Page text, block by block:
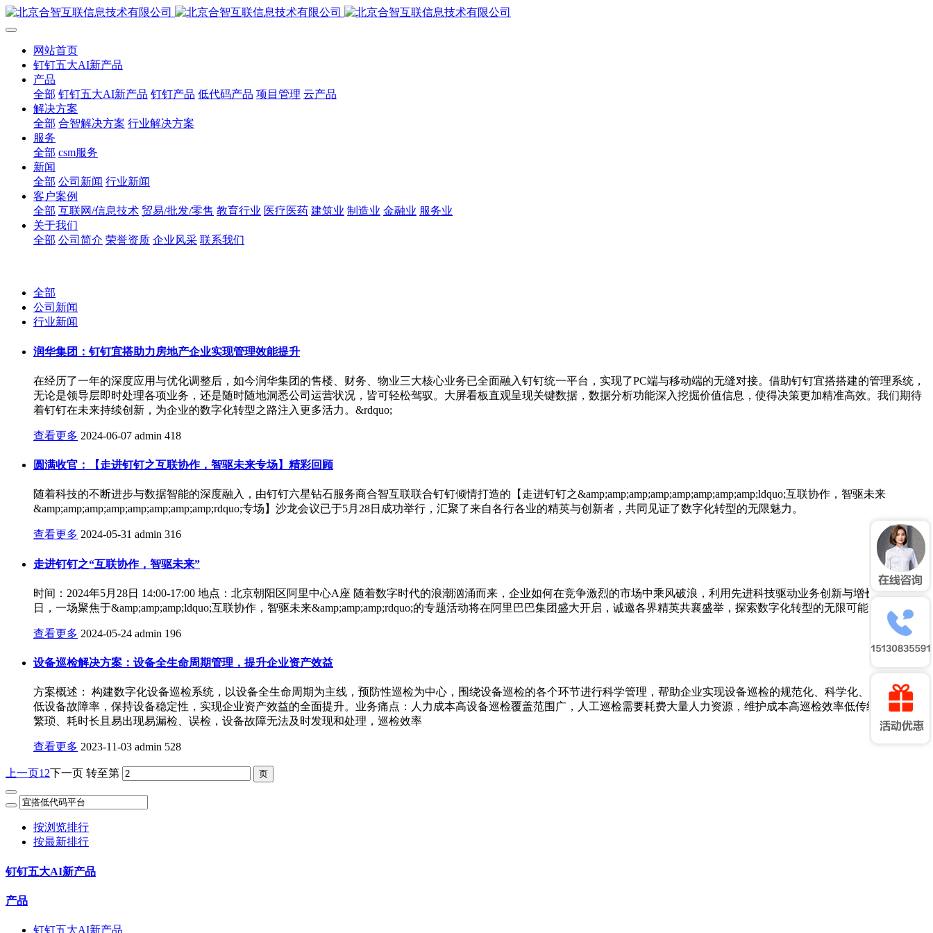
网站首页
钉钉五大AI新产品
产品
全部 钉钉五大AI新产品 钉钉产品 低代码产品 项目管理 云产品
解决方案
全部 合智解决方案 行业解决方案
服务
全部 csm服务
新闻
全部 公司新闻 行业新闻
客户案例
全部 互联网/信息技术 贸易/批发/零售 教育行业 医疗医药 建筑业 制造业 金融业 服务业
关于我们
全部 公司简介 荣誉资质 企业风采 联系我们
全部
公司新闻
行业新闻
润华集团：钉钉宜搭助力房地产企业实现管理效能提升
在经历了一年的深度应用与优化调整后，如今润华集团的售楼、财务、物业三大核心业务已全面融入钉钉统一平台，实现了PC端与移动端的无缝对接。借助钉钉宜搭搭建的管理系统，
无论是领导层即时处理各项业务，还是随时随地洞悉公司运营状况，皆可轻松驾驭。大屏看板直观呈现关键数据，数据分析功能深入挖掘价值信息，使得决策更加精准高效。我们期待
着钉钉在未来持续创新，为企业的数字化转型之路注入更多活力。&rdquo;
查看更多 2024-06-07 admin 418
圆满收官：【走进钉钉之互联协作，智驱未来专场】精彩回顾
随着科技的不断进步与数据智能的深度融入，由钉钉六星钻石服务商合智互联联合钉钉倾情打造的【走进钉钉之&amp;amp;amp;amp;amp;amp;amp;amp;ldquo;互联协作，智驱未来
&amp;amp;amp;amp;amp;amp;amp;amp;rdquo;专场】沙龙会议已于5月28日成功举行，汇聚了来自各行各业的精英与创新者，共同见证了数字化转型的无限魅力。
查看更多 2024-05-31 admin 316
走进钉钉之“互联协作，智驱未来”
时间：2024年5月28日 14:00-17:00 地点：北京朝阳区阿里中心A座 随着数字时代的浪潮汹涌而来，企业如何在竞争激烈的市场中乘风破浪，利用先进科技驱动业务创新与增长？5月28
日，一场聚焦于&amp;amp;amp;ldquo;互联协作，智驱未来&amp;amp;amp;rdquo;的专题活动将在阿里巴巴集团盛大开启，诚邀各界精英共襄盛举，探索数字化转型的无限可能。
查看更多 2024-05-24 admin 196
设备巡检解决方案：设备全生命周期管理，提升企业资产效益
方案概述： 构建数字化设备巡检系统，以设备全生命周期为主线，预防性巡检为中心，围绕设备巡检的各个环节进行科学管理，帮助企业实现设备巡检的规范化、科学化、数字化，降
低设备故障率，保持设备稳定性，实现企业资产效益的全面提升。业务痛点：人力成本高设备巡检覆盖范围广，人工巡检需要耗费大量人力资源，维护成本高巡检效率低传统巡检操作
繁琐、耗时长且易出现易漏检、误检，设备故障无法及时发现和处理，巡检效率
查看更多 2023-11-03 admin 528
上一页1 2下一页 转至第
按浏览排行
按最新排行
钉钉五大AI新产品
产品
钉钉五大AI新产品